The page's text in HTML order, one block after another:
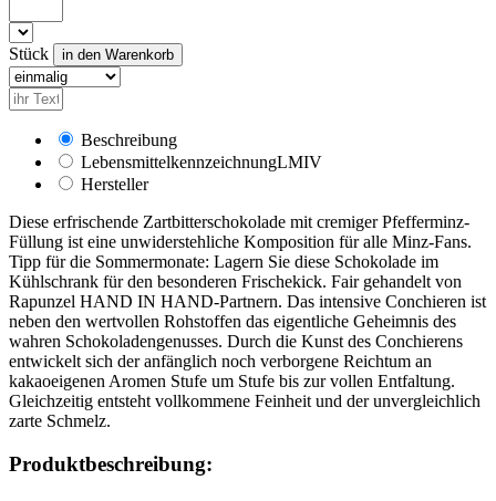
Stück
Beschreibung
LebensmittelkennzeichnungLMIV
Hersteller
Diese erfrischende Zartbitterschokolade mit cremiger Pfefferminz-
Füllung ist eine unwiderstehliche Komposition für alle Minz-Fans.
Tipp für die Sommermonate: Lagern Sie diese Schokolade im
Kühlschrank für den besonderen Frischekick. Fair gehandelt von
Rapunzel HAND IN HAND-Partnern. Das intensive Conchieren ist
neben den wertvollen Rohstoffen das eigentliche Geheimnis des
wahren Schokoladengenusses. Durch die Kunst des Conchierens
entwickelt sich der anfänglich noch verborgene Reichtum an
kakaoeigenen Aromen Stufe um Stufe bis zur vollen Entfaltung.
Gleichzeitig entsteht vollkommene Feinheit und der unvergleichlich
zarte Schmelz.
Produktbeschreibung: